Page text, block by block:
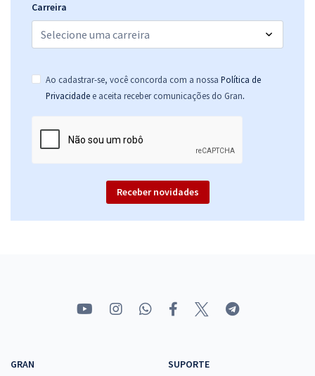
Carreira
Ao cadastrar-se, você concorda com a nossa Política de
Privacidade e aceita receber comunicações do Gran.
Receber novidades
GRAN
SUPORTE